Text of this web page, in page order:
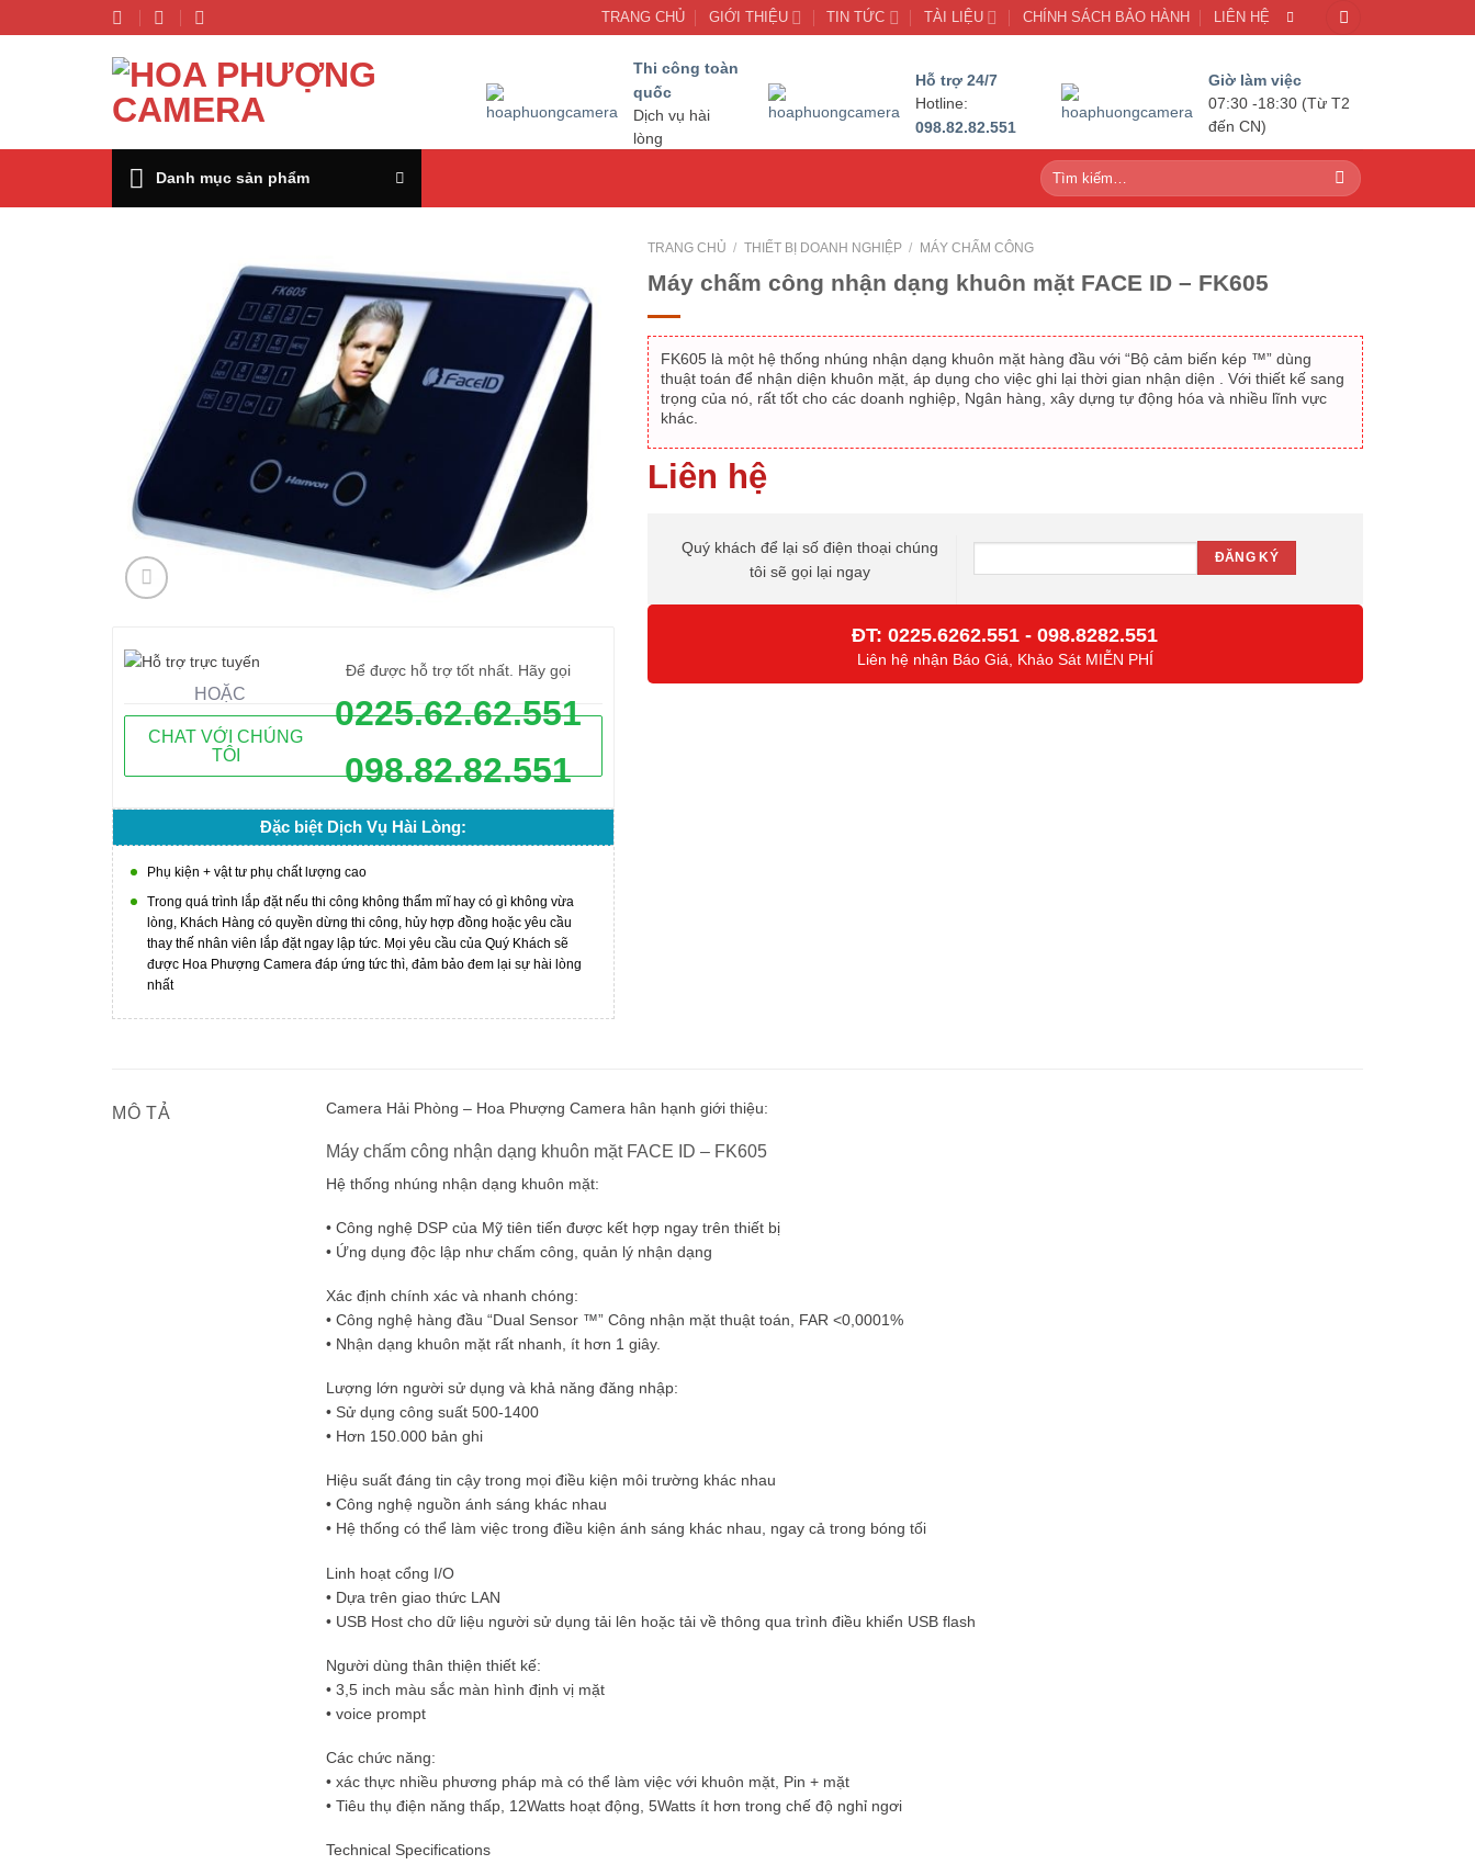
đến
TRANG CHỦ GIỚI THIỆU TIN TỨC TÀI LIỆU CHÍNH SÁCH BẢO HÀNH LIÊN HỆ
Thi công toàn
quốc
Dịch vụ hài
lòng
Hỗ trợ 24/7
Hotline:
098.82.82.551
Giờ làm việc
07:30 -18:30 (Từ T2
đến CN)
Danh mục sản phẩm
Tìm
kiếm:
Để được hỗ trợ tốt nhất. Hãy gọi
0225.62.62.551
098.82.82.551
HOẶC
CHAT VỚI CHÚNG
TÔI
Đặc biệt Dịch Vụ Hài Lòng:
Phụ kiện + vật tư phụ chất lượng cao
Trong quá trình lắp đặt nếu thi công không thẩm mĩ hay có gì không vừa
lòng, Khách Hàng có quyền dừng thi công, hủy hợp đồng hoặc yêu cầu
thay thế nhân viên lắp đặt ngay lập tức. Mọi yêu cầu của Quý Khách sẽ
được Hoa Phượng Camera đáp ứng tức thì, đảm bảo đem lại sự hài lòng
nhất
TRANG CHỦ / THIẾT BỊ DOANH NGHIỆP / MÁY CHẤM CÔNG
Máy chấm công nhận dạng khuôn mặt FACE ID – FK605
FK605 là một hệ thống nhúng nhận dạng khuôn mặt hàng đầu với “Bộ cảm biến kép ™” dùng
thuật toán để nhận diện khuôn mặt, áp dụng cho việc ghi lại thời gian nhận diện . Với thiết kế sang
trọng của nó, rất tốt cho các doanh nghiệp, Ngân hàng, xây dựng tự động hóa và nhiều lĩnh vực
khác.
Liên hệ
Quý khách để lại số điện thoại chúng
tôi sẽ gọi lại ngay
ĐT:0225.6262.551 -098.8282.551
Liên hệ nhận Báo Giá, Khảo Sát MIỄN PHÍ
MÔ TẢ Camera Hải Phòng – Hoa Phượng Camera hân hạnh giới thiệu:
Máy chấm công nhận dạng khuôn mặt FACE ID – FK605
Hệ thống nhúng nhận dạng khuôn mặt:
• Công nghệ DSP của Mỹ tiên tiến được kết hợp ngay trên thiết bị
• Ứng dụng độc lập như chấm công, quản lý nhận dạng
Xác định chính xác và nhanh chóng:
• Công nghệ hàng đầu “Dual Sensor ™” Công nhận mặt thuật toán, FAR <0,0001%
• Nhận dạng khuôn mặt rất nhanh, ít hơn 1 giây.
Lượng lớn người sử dụng và khả năng đăng nhập:
• Sử dụng công suất 500-1400
• Hơn 150.000 bản ghi
Hiệu suất đáng tin cậy trong mọi điều kiện môi trường khác nhau
• Công nghệ nguồn ánh sáng khác nhau
• Hệ thống có thể làm việc trong điều kiện ánh sáng khác nhau, ngay cả trong bóng tối
Linh hoạt cổng I/O
• Dựa trên giao thức LAN
• USB Host cho dữ liệu người sử dụng tải lên hoặc tải về thông qua trình điều khiển USB flash
Người dùng thân thiện thiết kế:
• 3,5 inch màu sắc màn hình định vị mặt
• voice prompt
Các chức năng:
• xác thực nhiều phương pháp mà có thể làm việc với khuôn mặt, Pin + mặt
• Tiêu thụ điện năng thấp, 12Watts hoạt động, 5Watts ít hơn trong chế độ nghỉ ngơi
Technical Specifications